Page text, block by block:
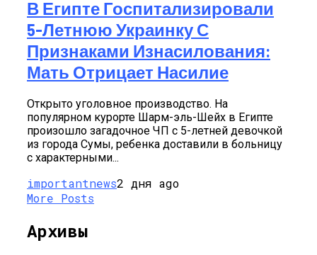
В Египте Госпитализировали
5-Летнюю Украинку С
Признаками Изнасилования:
Мать Отрицает Насилие
Открыто уголовное производство. На
популярном курорте Шарм-эль-Шейх в Египте
произошло загадочное ЧП с 5-летней девочкой
из города Сумы, ребенка доставили в больницу
с характерными...
importantnews2 дня ago
More Posts
Архивы